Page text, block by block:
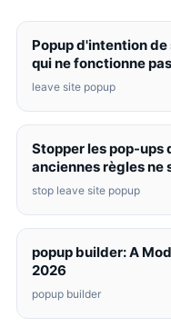
Popup d'intention
qui ne fonctionne
leave site popup
Stopper les pop-ups
anciennes règles ne
stop leave site popup
popup builder: A
2026
popup builder